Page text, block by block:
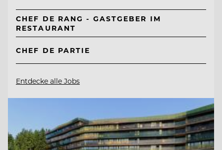
CHEF DE RANG - GASTGEBER IM
RESTAURANT
CHEF DE PARTIE
Entdecke alle Jobs